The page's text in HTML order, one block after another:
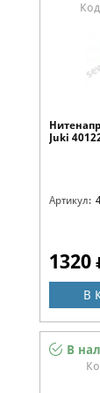
Juki
Артикул:
1320
В
В